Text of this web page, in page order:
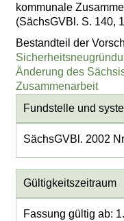
kommunale
(SächsGVBl. S. 140,
Bestandteil der
Änderung des
Zusammenarbeit
Fundstelle und
SächsGVBl. 2002
Gültigkeitszeitraum
Fassung gültig ab: